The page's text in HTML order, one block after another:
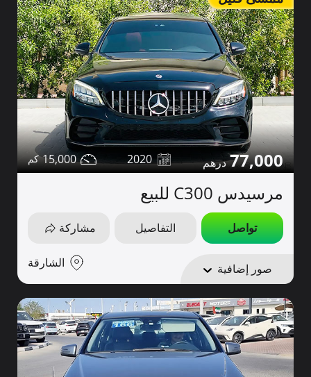
77,000
2020
15,000
مرسيدس C300 للبيع
تواصل التفاصيل مشاركة
صور إضافية الشارقة